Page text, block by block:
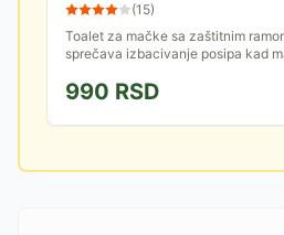
(15)
Toalet za mačke sa zaštitnim
sprečava izbacivanje posipa kad
čišćenja posipa. Izrađen je...
990 RSD